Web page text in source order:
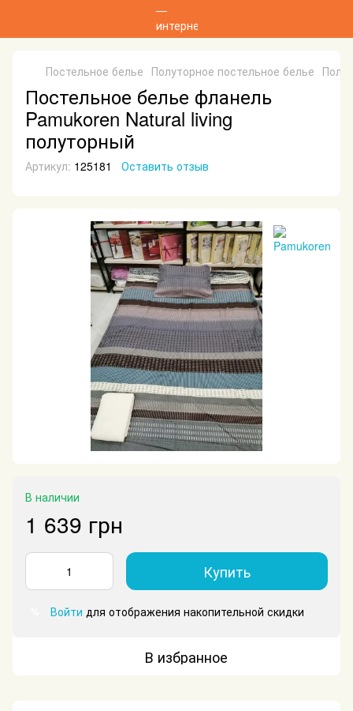
Постельное белье Полуторное постельное белье
Постельное белье фланель
Pamukoren Natural living
полуторный
Артикул: 125181 Оставить отзыв
В наличии
1 639 грн
Купить
Войти для отображения накопительной скидки
В избранное